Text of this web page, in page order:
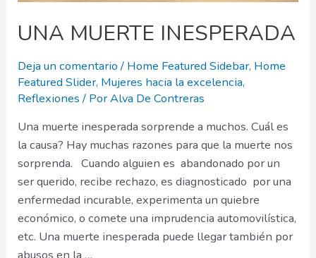
UNA MUERTE INESPERADA
Deja un comentario / Home Featured Sidebar, Home
Featured Slider, Mujeres hacia la excelencia,
Reflexiones/ PorAlva De Contreras
Una muerte inesperada sorprende a muchos. Cuál es
la causa? Hay muchas razones para que la muerte nos
sorprenda. Cuando alguien es abandonado por un
ser querido, recibe rechazo, es diagnosticado por una
enfermedad incurable, experimenta un quiebre
económico, o comete una imprudencia automovilística,
etc. Una muerte inesperada puede llegar también por